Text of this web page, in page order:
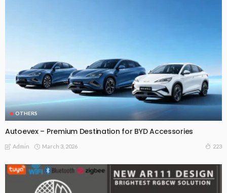
OTHERS
Autoevex – Premium Destination for BYD Accessories
Admin March 3, 2026 223